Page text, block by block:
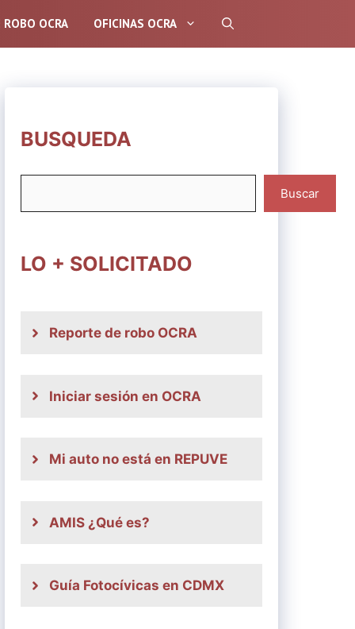
ROBO OCRA OFICINAS OCRA
BUSQUEDA
Buscar
LO + SOLICITADO
Reporte de robo OCRA
Iniciar sesión en OCRA
Mi auto no está en REPUVE
AMIS ¿Qué es?
Guía Fotocívicas en CDMX